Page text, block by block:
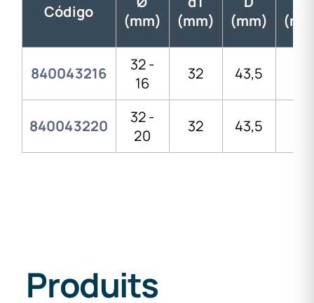
Código
(mm)
(mm)
(mm)
840043216
32 -
16
32 43,5
840043220
32 -
20
32 43,5
Produits